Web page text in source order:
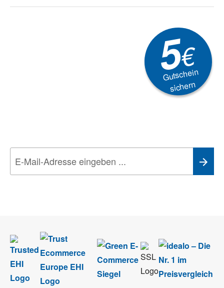
5€
Gutschein
sichern